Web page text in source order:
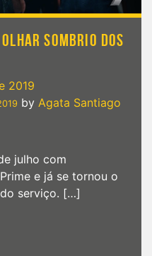
SOMBRIO DOS
2019
by Agata Santiago
julho com
e já se tornou o
serviço. […]